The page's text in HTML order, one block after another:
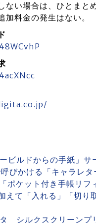
ない場合は、ひとまと
加料金の発生はない。
ビルドからの手紙」サ
びかける「キャラレタ
ポケット付き手帳リフ
て「入れる」「切り
シルクスクリーンプ